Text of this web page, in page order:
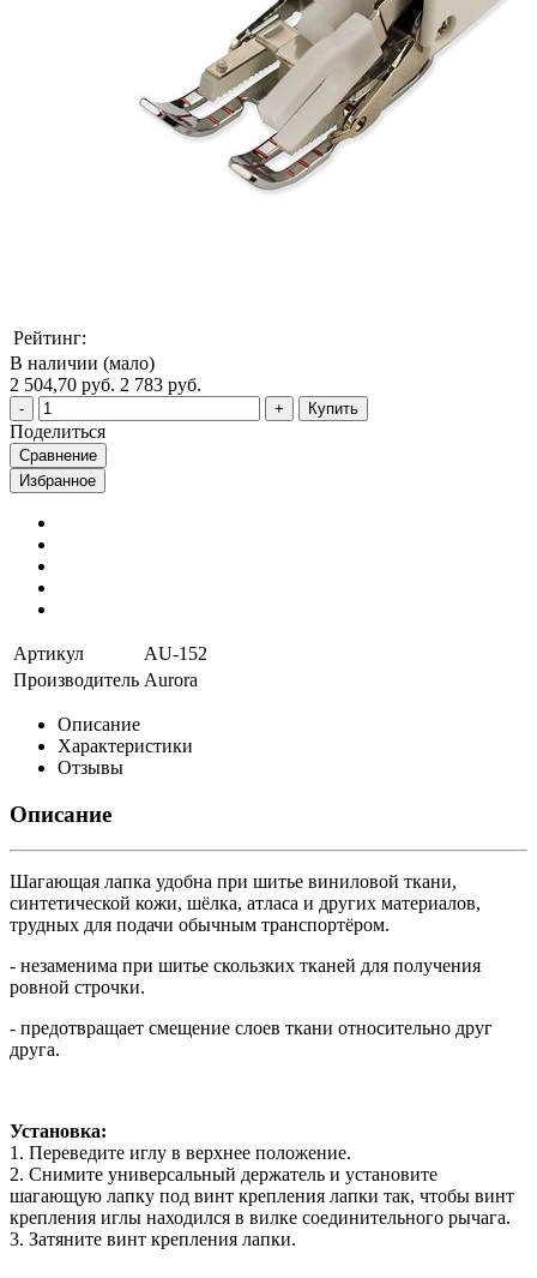
Рейтинг:
В наличии (мало)
2 504,70 руб. 2 783 руб.
Купить
Поделиться
Сравнение
Избранное
Артикул
AU-152
Производитель Aurora
Описание
Характеристики
Отзывы
Описание
Шагающая лапка удобна при шитье виниловой ткани,
синтетической кожи, шёлка, атласа и других материалов,
трудных для подачи обычным транспортёром.
- незаменима при шитье скользких тканей для получения
ровной строчки.
- предотвращает смещение слоев ткани относительно друг
друга.
Установка:
1. Переведите иглу в верхнее положение.
2. Снимите универсальный держатель и установите
шагающую лапку под винт крепления лапки так, чтобы винт
крепления иглы находился в вилке соединительного рычага.
3. Затяните винт крепления лапки.